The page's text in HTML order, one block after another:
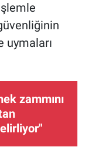
uymaları
zammını